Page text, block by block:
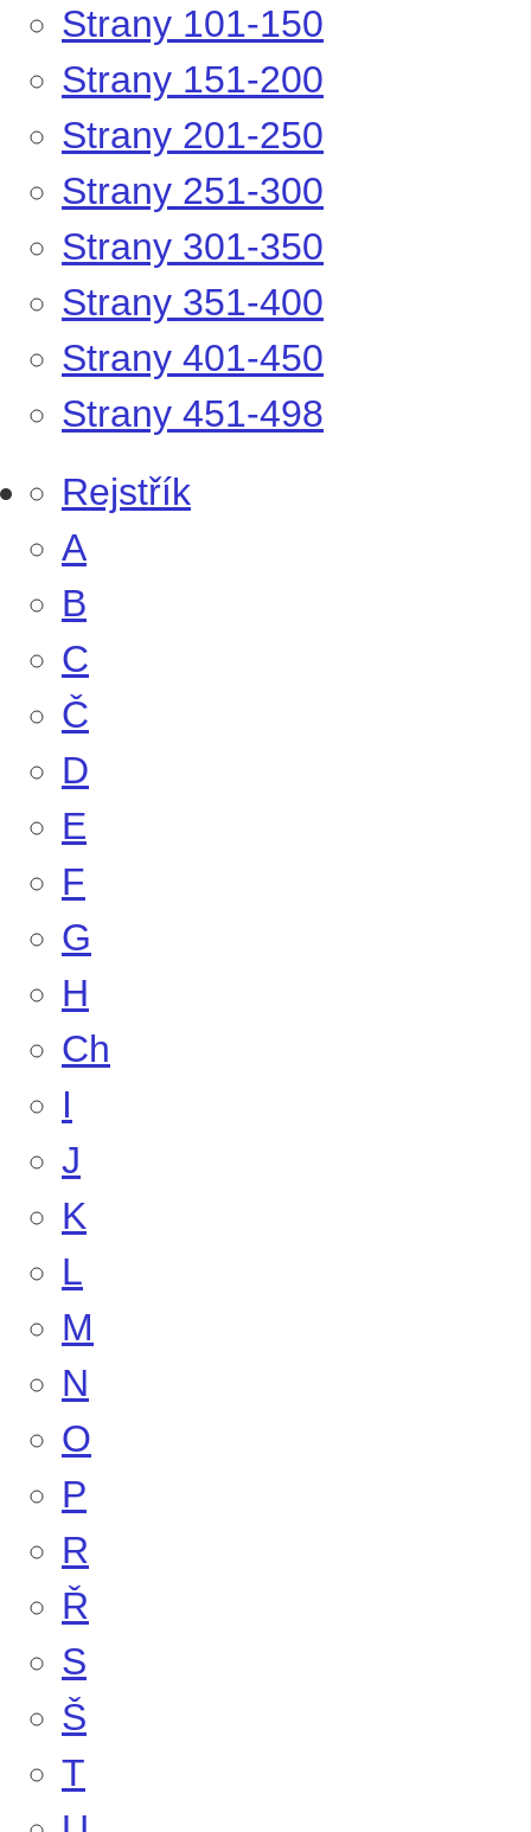
Strany 101-150
Strany 151-200
Strany 201-250
Strany 251-300
Strany 301-350
Strany 351-400
Strany 401-450
Strany 451-498
Rejstřík
A
B
C
Č
D
E
F
G
H
Ch
I
J
K
L
M
N
O
P
R
Ř
S
Š
T